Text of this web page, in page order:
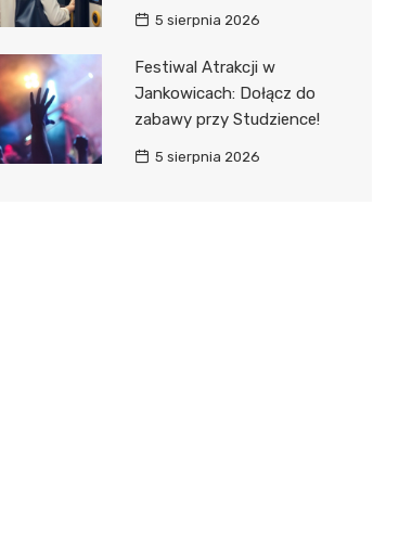
5 sierpnia 2026
Festiwal Atrakcji w
Jankowicach: Dołącz do
zabawy przy Studzience!
5 sierpnia 2026